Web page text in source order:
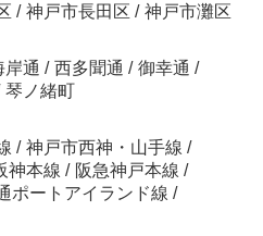
/ 神戸市長田区 / 神戸市灘区
岸通 / 西多聞通 / 御幸通 /
琴ノ緒町
/ 神戸市西神・山手線 /
神本線 / 阪急神戸本線 /
ポートアイランド線 /